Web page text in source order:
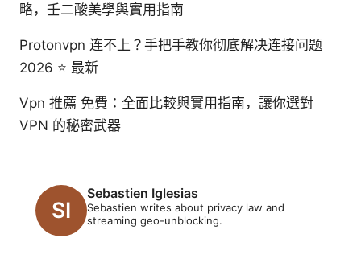
略，壬二酸美學與實用指南
Protonvpn 连不上？手把手教你彻底解决连接问题
2026 ⭐ 最新
Vpn 推薦 免費：全面比較與實用指南，讓你選對
VPN 的秘密武器
Sebastien Iglesias
Sebastien writes about privacy law and
streaming geo-unblocking.